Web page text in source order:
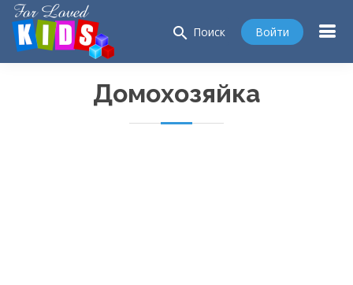
search Поиск Войти
Домохозяйка